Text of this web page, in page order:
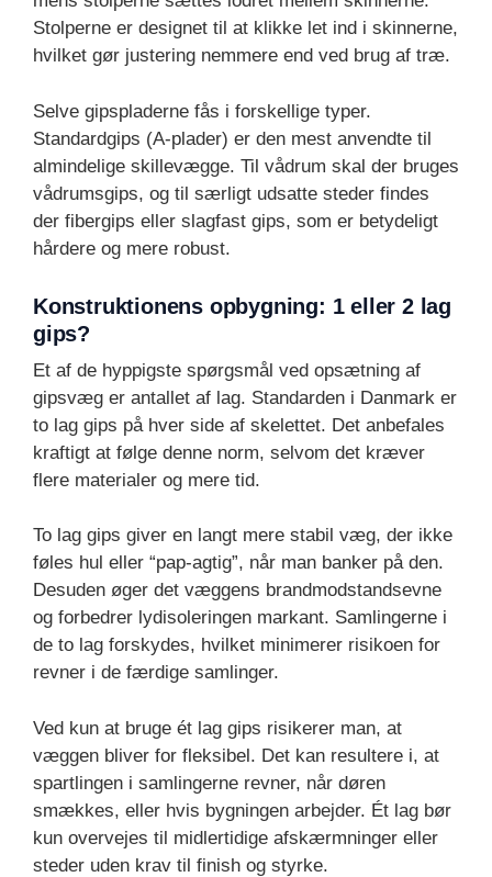
Stolperne er designet til at klikke let ind i skinnerne,
hvilket gør justering nemmere end ved brug af træ.
Selve gipspladerne fås i forskellige typer.
Standardgips (A-plader) er den mest anvendte til
almindelige skillevægge. Til vådrum skal der bruges
vådrumsgips, og til særligt udsatte steder findes
der fibergips eller slagfast gips, som er betydeligt
hårdere og mere robust.
Konstruktionens opbygning: 1 eller 2 lag
gips?
Et af de hyppigste spørgsmål ved opsætning af
gipsvæg er antallet af lag. Standarden i Danmark er
to lag gips på hver side af skelettet. Det anbefales
kraftigt at følge denne norm, selvom det kræver
flere materialer og mere tid.
To lag gips giver en langt mere stabil væg, der ikke
føles hul eller “pap-agtig”, når man banker på den.
Desuden øger det væggens brandmodstandsevne
og forbedrer lydisoleringen markant. Samlingerne i
de to lag forskydes, hvilket minimerer risikoen for
revner i de færdige samlinger.
Ved kun at bruge ét lag gips risikerer man, at
væggen bliver for fleksibel. Det kan resultere i, at
spartlingen i samlingerne revner, når døren
smækkes, eller hvis bygningen arbejder. Ét lag bør
kun overvejes til midlertidige afskærmninger eller
steder uden krav til finish og styrke.